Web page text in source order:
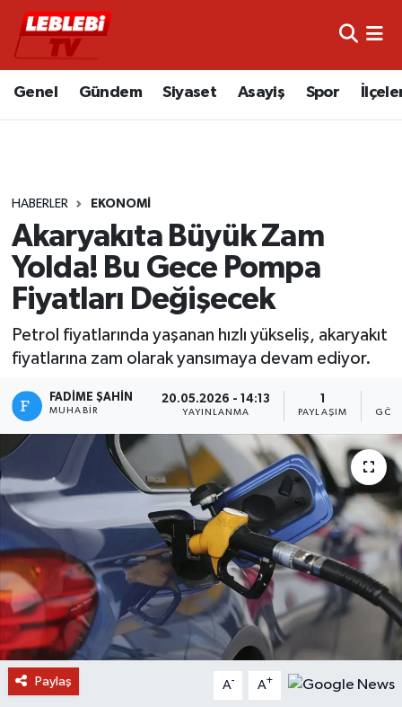
Genel Gündem Siyaset Asayiş Spor
HABERLER EKONOMI
Akaryakıta Büyük Zam
Yolda! Bu Gece Pompa
Fiyatları Değişecek
Petrol fiyatlarında yaşanan hızlı yükseliş, akaryakıt
fiyatlarına zam olarak yansımaya devam ediyor.
FADIME ŞAHIN
MUHABIR
20.05.2026 - 14:13
YAYINLANMA
1
PAYLAŞIM
Paylaş A- A+
Hava Durumu
Süper Lig Puan Durumu ve Fikstür
Tüm Manşetler
Son Dakika Haberleri
Haber Arşivi